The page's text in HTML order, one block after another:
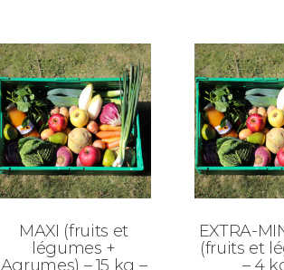
MAXI (fruits et
légumes +
Agrumes) – 15 kg –
EXTRA-
(fruits et
– 4